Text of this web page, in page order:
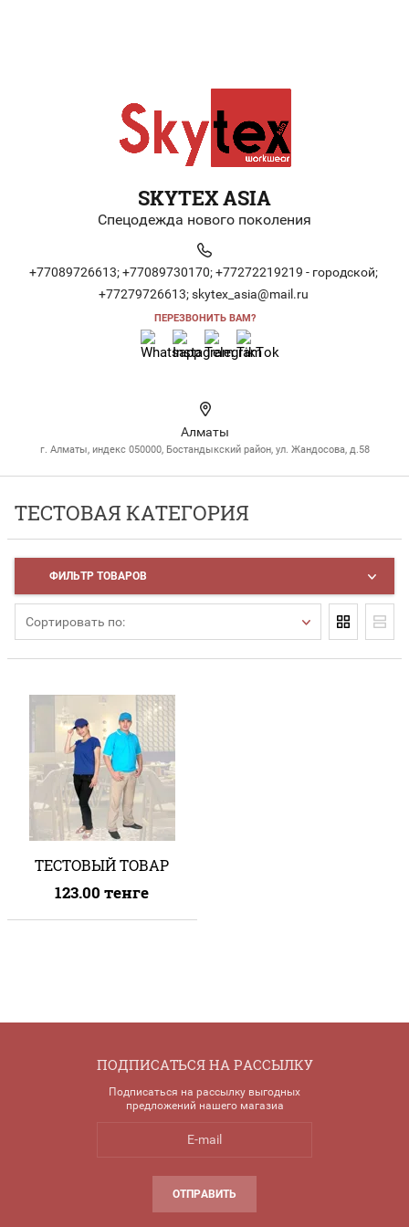
SKYTEX ASIA
Спецодежда нового поколения
+77089726613; +77089730170; +77272219219 - городской;
+77279726613; skytex_asia@mail.ru
ПЕРЕЗВОНИТЬ ВАМ?
Алматы
г. Алматы, индекс 050000, Бостандыкский район, ул. Жандосова, д.58
ТЕСТОВАЯ КАТЕГОРИЯ
ФИЛЬТР ТОВАРОВ
Сортировать по:
ТЕСТОВЫЙ ТОВАР
123.00 тенге
ПОДПИСАТЬСЯ НА РАССЫЛКУ
Подписаться на рассылку выгодных
предложений нашего магазиа
ОТПРАВИТЬ